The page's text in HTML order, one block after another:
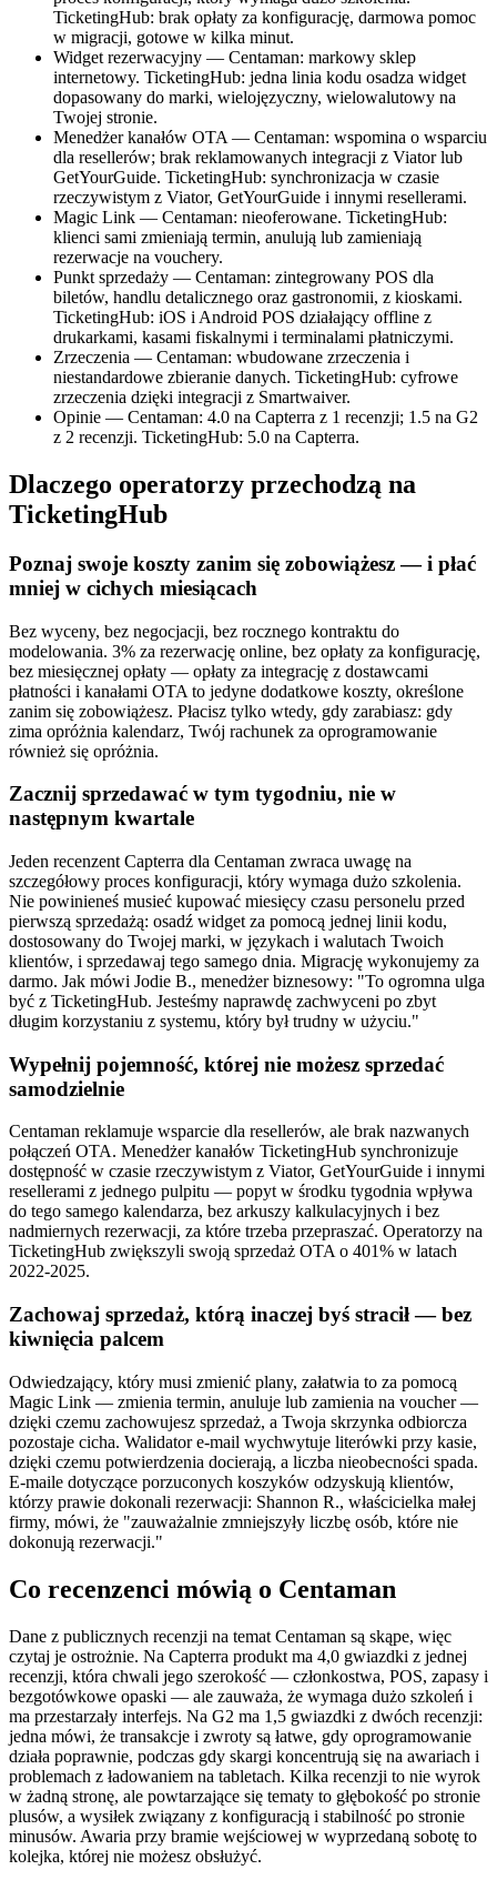
TicketingHub: brak opłaty za konfigurację, darmowa pomoc
w migracji, gotowe w kilka minut.
Widget rezerwacyjny — Centaman: markowy sklep
internetowy. TicketingHub: jedna linia kodu osadza widget
dopasowany do marki, wielojęzyczny, wielowalutowy na
Twojej stronie.
Menedżer kanałów OTA — Centaman: wspomina o wsparciu
dla resellerów; brak reklamowanych integracji z Viator lub
GetYourGuide. TicketingHub: synchronizacja w czasie
rzeczywistym z Viator, GetYourGuide i innymi resellerami.
Magic Link — Centaman: nieoferowane. TicketingHub:
klienci sami zmieniają termin, anulują lub zamieniają
rezerwacje na vouchery.
Punkt sprzedaży — Centaman: zintegrowany POS dla
biletów, handlu detalicznego oraz gastronomii, z kioskami.
TicketingHub: iOS i Android POS działający offline z
drukarkami, kasami fiskalnymi i terminalami płatniczymi.
Zrzeczenia — Centaman: wbudowane zrzeczenia i
niestandardowe zbieranie danych. TicketingHub: cyfrowe
zrzeczenia dzięki integracji z Smartwaiver.
Opinie — Centaman: 4.0 na Capterra z 1 recenzji; 1.5 na G2
z 2 recenzji. TicketingHub: 5.0 na Capterra.
Dlaczego operatorzy przechodzą na
TicketingHub
Poznaj swoje koszty zanim się zobowiążesz — i płać
mniej w cichych miesiącach
Bez wyceny, bez negocjacji, bez rocznego kontraktu do
modelowania. 3% za rezerwację online, bez opłaty za konfigurację,
bez miesięcznej opłaty — opłaty za integrację z dostawcami
płatności i kanałami OTA to jedyne dodatkowe koszty, określone
zanim się zobowiążesz. Płacisz tylko wtedy, gdy zarabiasz: gdy
zima opróżnia kalendarz, Twój rachunek za oprogramowanie
również się opróżnia.
Zacznij sprzedawać w tym tygodniu, nie w
następnym kwartale
Jeden recenzent Capterra dla Centaman zwraca uwagę na
szczegółowy proces konfiguracji, który wymaga dużo szkolenia.
Nie powinieneś musieć kupować miesięcy czasu personelu przed
pierwszą sprzedażą: osadź widget za pomocą jednej linii kodu,
dostosowany do Twojej marki, w językach i walutach Twoich
klientów, i sprzedawaj tego samego dnia. Migrację wykonujemy za
darmo. Jak mówi Jodie B., menedżer biznesowy: "To ogromna ulga
być z TicketingHub. Jesteśmy naprawdę zachwyceni po zbyt
długim korzystaniu z systemu, który był trudny w użyciu."
Wypełnij pojemność, której nie możesz sprzedać
samodzielnie
Centaman reklamuje wsparcie dla resellerów, ale brak nazwanych
połączeń OTA. Menedżer kanałów TicketingHub synchronizuje
dostępność w czasie rzeczywistym z Viator, GetYourGuide i innymi
resellerami z jednego pulpitu — popyt w środku tygodnia wpływa
do tego samego kalendarza, bez arkuszy kalkulacyjnych i bez
nadmiernych rezerwacji, za które trzeba przepraszać. Operatorzy na
TicketingHub zwiększyli swoją sprzedaż OTA o 401% w latach
2022-2025.
Zachowaj sprzedaż, którą inaczej byś stracił — bez
kiwnięcia palcem
Odwiedzający, który musi zmienić plany, załatwia to za pomocą
Magic Link — zmienia termin, anuluje lub zamienia na voucher —
dzięki czemu zachowujesz sprzedaż, a Twoja skrzynka odbiorcza
pozostaje cicha. Walidator e-mail wychwytuje literówki przy kasie,
dzięki czemu potwierdzenia docierają, a liczba nieobecności spada.
E-maile dotyczące porzuconych koszyków odzyskują klientów,
którzy prawie dokonali rezerwacji: Shannon R., właścicielka małej
firmy, mówi, że "zauważalnie zmniejszyły liczbę osób, które nie
dokonują rezerwacji."
Co recenzenci mówią o Centaman
Dane z publicznych recenzji na temat Centaman są skąpe, więc
czytaj je ostrożnie. Na Capterra produkt ma 4,0 gwiazdki z jednej
recenzji, która chwali jego szerokość — członkostwa, POS, zapasy i
bezgotówkowe opaski — ale zauważa, że wymaga dużo szkoleń i
ma przestarzały interfejs. Na G2 ma 1,5 gwiazdki z dwóch recenzji:
jedna mówi, że transakcje i zwroty są łatwe, gdy oprogramowanie
działa poprawnie, podczas gdy skargi koncentrują się na awariach i
problemach z ładowaniem na tabletach. Kilka recenzji to nie wyrok
w żadną stronę, ale powtarzające się tematy to głębokość po stronie
plusów, a wysiłek związany z konfiguracją i stabilność po stronie
minusów. Awaria przy bramie wejściowej w wyprzedaną sobotę to
kolejka, której nie możesz obsłużyć.